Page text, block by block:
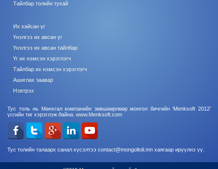
Тайлбар толийн тухай
Их хайсан үг
Үнэлгээ их авсан үг
Үнэлгээ их авсан тайлбар
Үг их нэмсэн хэрэглэгч
Тайлбар их нэмсэн хэрэглэгч
Ашиглах заавар
Нэвтрэх
Тус толь нь Мөнхгал компанийн зөвшөөрлөөр монгол бичгийн ‘Menksoft 2012’
үсгийн тиг хэрэглэж байна. www.Menksoft.com
Тус толийн талаарх санал хүсэлтээ contact@mongoltoli.mn хаягаар ирүүлнэ үү.